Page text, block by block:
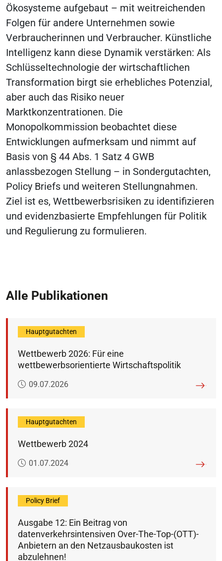
Ökosysteme aufgebaut – mit weitreichenden
Folgen für andere Unternehmen sowie
Verbraucherinnen und Verbraucher. Künstliche
Intelligenz kann diese Dynamik verstärken: Als
Schlüsseltechnologie der wirtschaftlichen
Transformation birgt sie erhebliches Potenzial,
aber auch das Risiko neuer
Marktkonzentrationen. Die
Monopolkommission beobachtet diese
Entwicklungen aufmerksam und nimmt auf
Basis von § 44 Abs. 1 Satz 4 GWB
anlassbezogen Stellung – in Sondergutachten,
Policy Briefs und weiteren Stellungnahmen.
Ziel ist es, Wettbewerbsrisiken zu identifizieren
und evidenzbasierte Empfehlungen für Politik
und Regulierung zu formulieren.
Alle Publikationen
Wettbewerb 2026: Für eine
wettbewerbsorientierte Wirtschaftspolitik
Veröffentlicht am:
09.07.2026
Hauptgutachten
Wettbewerb 2024
Veröffentlicht am:
01.07.2024
Hauptgutachten
Ausgabe 12: Ein Beitrag von
datenverkehrsintensiven Over-The-Top-(OTT)-
Anbietern an den Netzausbaukosten ist
abzulehnen!
Policy Brief